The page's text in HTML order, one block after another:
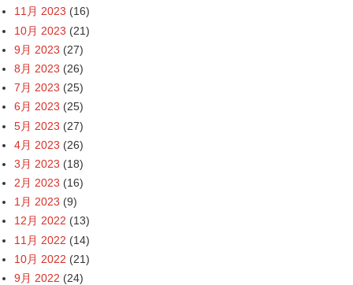
11月 2023 (16)
10月 2023 (21)
9月 2023 (27)
8月 2023 (26)
7月 2023 (25)
6月 2023 (25)
5月 2023 (27)
4月 2023 (26)
3月 2023 (18)
2月 2023 (16)
1月 2023 (9)
12月 2022 (13)
11月 2022 (14)
10月 2022 (21)
9月 2022 (24)